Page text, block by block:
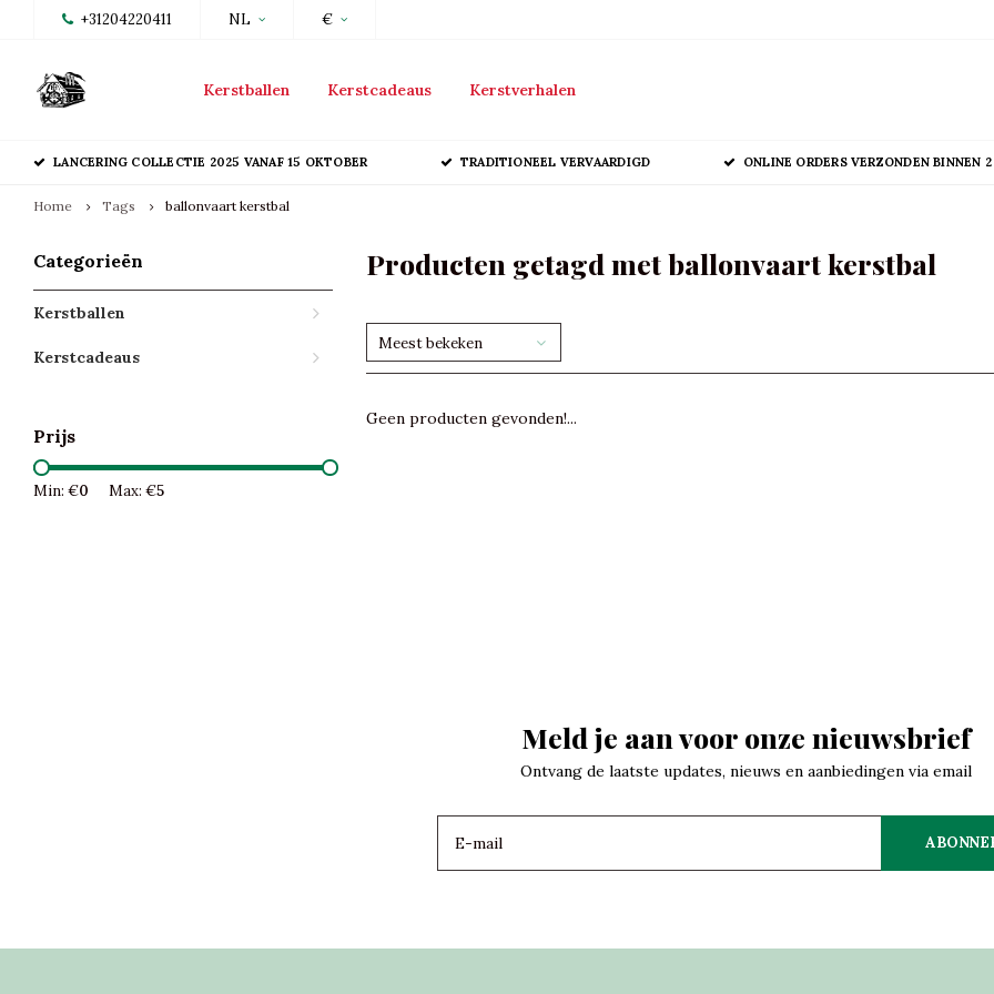
+31204220411 NL €
Kerstballen Kerstcadeaus Kerstverhalen
LANCERING COLLECTIE 2025 VANAF 15 OKTOBER TRADITIONEEL VERVAARDIGD ONLINE ORDERS VERZONDEN BINNEN
Home Tags ballonvaart kerstbal
Categorieën
Kerstballen
Kerstcadeaus
Prijs
Min: €0 Max: €5
Producten getagd met ballonvaart kerstbal
Meest bekeken
Geen producten gevonden!...
Meld je aan voor onze nieuwsbrief
Ontvang de laatste updates, nieuws en aanbiedingen via email